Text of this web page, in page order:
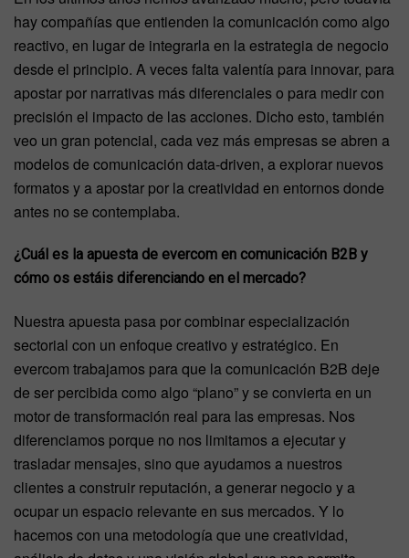
hay compañías que entienden la comunicación como algo
reactivo, en lugar de integrarla en la estrategia de negocio
desde el principio. A veces falta valentía para innovar, para
apostar por narrativas más diferenciales o para medir con
precisión el impacto de las acciones. Dicho esto, también
veo un gran potencial, cada vez más empresas se abren a
modelos de comunicación data-driven, a explorar nuevos
formatos y a apostar por la creatividad en entornos donde
antes no se contemplaba.
¿Cuál es la apuesta de evercom en comunicación B2B y
cómo os estáis diferenciando en el mercado?
Nuestra apuesta pasa por combinar especialización
sectorial con un enfoque creativo y estratégico. En
evercom trabajamos para que la comunicación B2B deje
de ser percibida como algo “plano” y se convierta en un
motor de transformación real para las empresas. Nos
diferenciamos porque no nos limitamos a ejecutar y
trasladar mensajes, sino que ayudamos a nuestros
clientes a construir reputación, a generar negocio y a
ocupar un espacio relevante en sus mercados. Y lo
hacemos con una metodología que une creatividad,